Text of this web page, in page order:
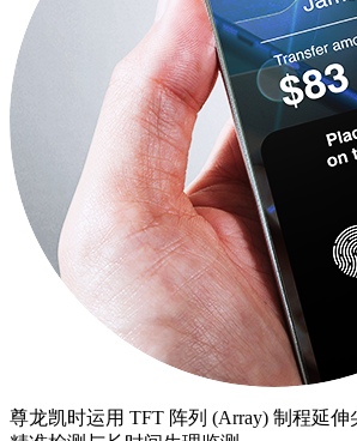
尊龙凯时运用 TFT 阵列 (Array) 制程延